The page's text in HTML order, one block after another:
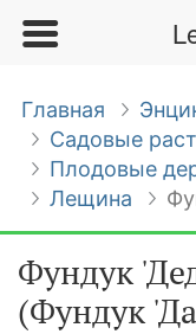
Главная
Садовые
Плодовые
Лещина
Фундук
(Фундук